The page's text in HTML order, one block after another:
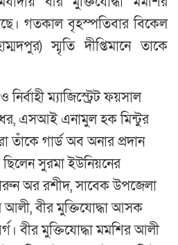
গতকাল বৃহস্পতিবার বিকেল
স্মৃতি দীপ্তিমানে তাকে
ম্যাজিস্ট্রেট ফয়সাল
এসআই এনামুল হক মিন্টুর
তাঁকে গার্ড অব অনার প্রদান
সুরমা ইউনিয়নের
হারুন অর রশীদ, সাবেক উপজেলা
আলী, বীর মুক্তিযোদ্ধা আসক
বীর মুক্তিযোদ্ধা মমশির আলী